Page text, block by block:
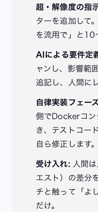
超・解像度の指
ターを追加して
を流用で」と10
AIによる要件定
ャンし、影響範
追記し、人間に
自律実装フェー
側でDockerコン
き、テストコー
自ら修正します。
受け入れ:人間は
エスト）の差分
チと触って「よ
だけ。